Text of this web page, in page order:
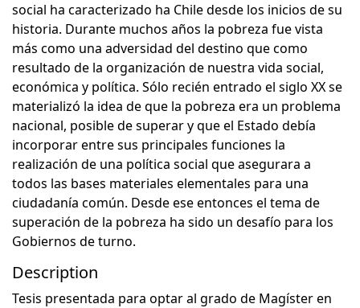
social ha caracterizado ha Chile desde los inicios de su
historia. Durante muchos años la pobreza fue vista
más como una adversidad del destino que como
resultado de la organización de nuestra vida social,
económica y política. Sólo recién entrado el siglo XX se
materializó la idea de que la pobreza era un problema
nacional, posible de superar y que el Estado debía
incorporar entre sus principales funciones la
realización de una política social que asegurara a
todos las bases materiales elementales para una
ciudadanía común. Desde ese entonces el tema de
superación de la pobreza ha sido un desafío para los
Gobiernos de turno.
Description
Tesis presentada para optar al grado de Magíster en